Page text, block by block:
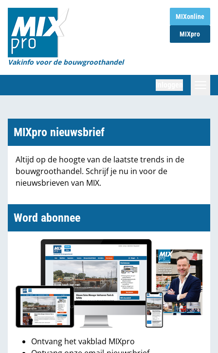
MIXonline
MIXpro
Vakinfo voor de bouwgroothandel
Home
Magazines
Organisaties
Marktcijfers
Partners
MIXpro nieuwsbrief
Altijd op de hoogte van de laatste trends in de
bouwgroothandel. Schrijf je nu in voor de
nieuwsbrieven van MIX.
Word abonnee
Ontvang het vakblad MIXpro